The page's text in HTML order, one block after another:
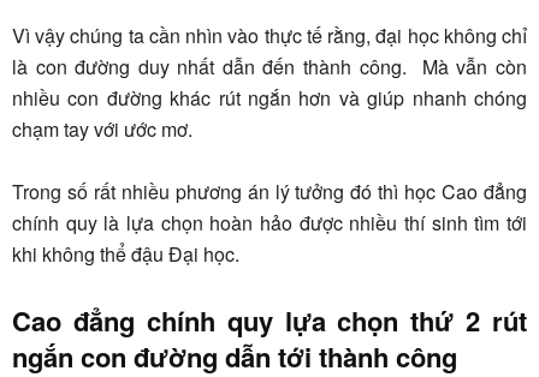
Vì vậy chúng ta cần nhìn vào thực tế rằng, đại học không chỉ
là con đường duy nhất dẫn đến thành công. Mà vẫn còn
nhiều con đường khác rút ngắn hơn và giúp nhanh chóng
chạm tay với ước mơ.
Trong số rất nhiều phương án lý tưởng đó thì học Cao đẳng
chính quy là lựa chọn hoàn hảo được nhiều thí sinh tìm tới
khi không thể đậu Đại học.
Cao đẳng chính quy lựa chọn thứ 2 rút
ngắn con đường dẫn tới thành công